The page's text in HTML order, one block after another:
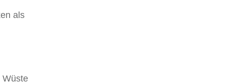
als
Wüste